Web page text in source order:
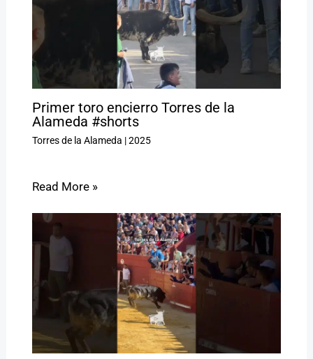
Primer toro encierro Torres de la
Alameda #shorts
Torres de la Alameda |2025
Read More »